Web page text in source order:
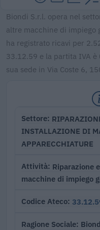
Biondi S.r.l. opera nel
altre macchine di impiego
ha registrato ricavi per
33.12.59 e la partita IVA
sua sede in Via Coste 6,
Settore
INSTALLAZIONE DI
APPARECCHIATURE
Attività Riparazione
macchine di impiego
Codice Ateco
Ragione Sociale